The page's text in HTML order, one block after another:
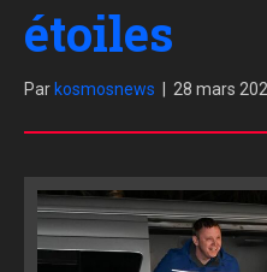
étoiles
Par kosmosnews 28 mars